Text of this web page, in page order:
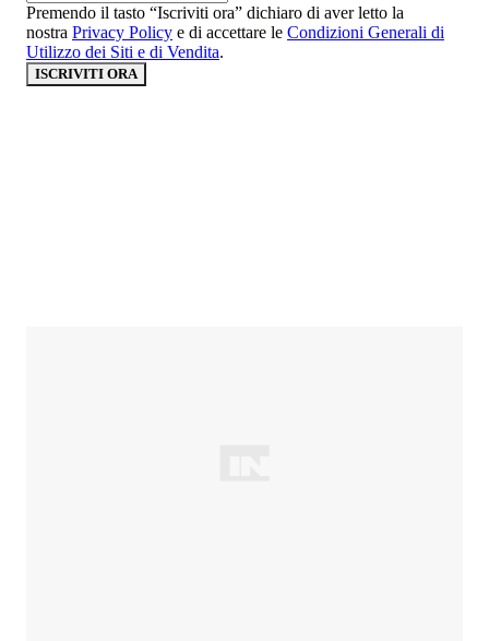
Premendo il tasto “Iscriviti ora” dichiaro di aver letto la
nostra Privacy Policy e di accettare le Condizioni Generali di
Utilizzo dei Siti e di Vendita.
ISCRIVITI ORA